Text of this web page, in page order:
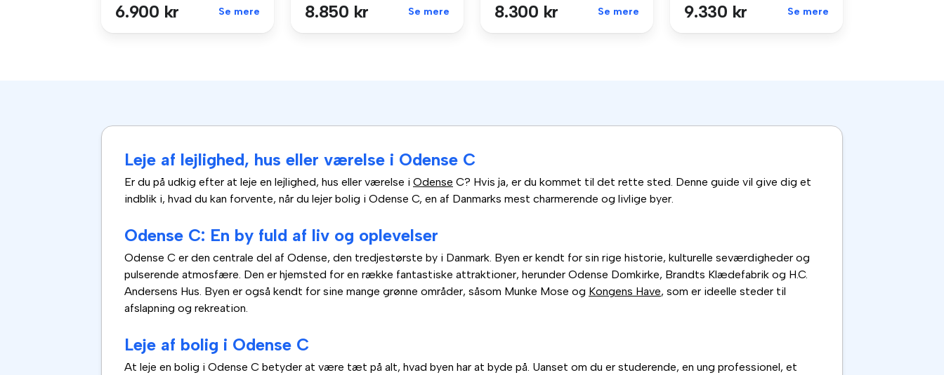
6.900 kr Se mere 8.850 kr Se mere 8.300 kr Se mere 9.330 kr Se mere
Leje af lejlighed, hus eller værelse i Odense C
Er du på udkig efter at leje en lejlighed, hus eller værelse i Odense C? Hvis ja, er du kommet til det rette sted. Denne guide vil give dig et
indblik i, hvad du kan forvente, når du lejer bolig i Odense C, en af Danmarks mest charmerende og livlige byer.
Odense C: En by fuld af liv og oplevelser
Odense C er den centrale del af Odense, den tredjestørste by i Danmark. Byen er kendt for sin rige historie, kulturelle seværdigheder og
pulserende atmosfære. Den er hjemsted for en række fantastiske attraktioner, herunder Odense Domkirke, Brandts Klædefabrik og H.C.
Andersens Hus. Byen er også kendt for sine mange grønne områder, såsom Munke Mose og Kongens Have, som er ideelle steder til
afslapning og rekreation.
Leje af bolig i Odense C
At leje en bolig i Odense C betyder at være tæt på alt, hvad byen har at byde på. Uanset om du er studerende, en ung professionel, et